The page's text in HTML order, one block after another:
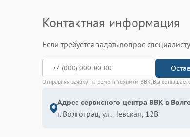
Контактная информация
Если требуется задать вопрос
Отправляя заявку на ремонт техники BBK, Вы
Адрес сервисного центра BBK в
г. Волгоград, ул. Невская, 12В